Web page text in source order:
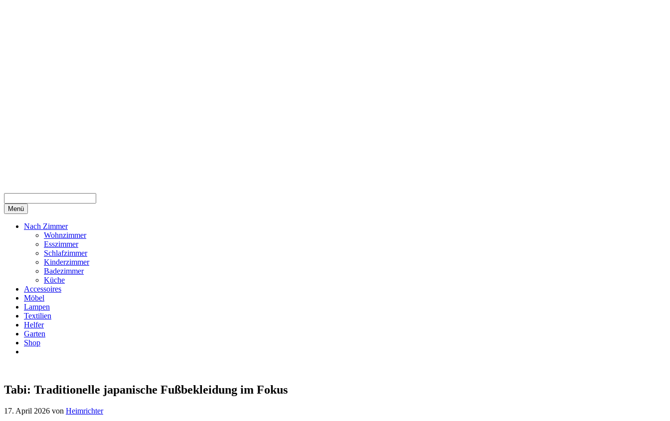
Menü
Nach Zimmer
Wohnzimmer
Esszimmer
Schlafzimmer
Kinderzimmer
Badezimmer
Küche
Accessoires
Möbel
Lampen
Textilien
Helfer
Garten
Shop
Tabi: Traditionelle japanische Fußbekleidung im Fokus
17. April 2026 von Heimrichter